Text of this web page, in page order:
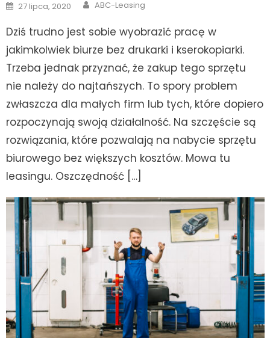
Posted
on
27 lipca, 2020 ABC-Leasing
Dziś trudno jest sobie wyobrazić pracę w
jakimkolwiek biurze bez drukarki i kserokopiarki.
Trzeba jednak przyznać, że zakup tego sprzętu
nie należy do najtańszych. To spory problem
zwłaszcza dla małych firm lub tych, które dopiero
rozpoczynają swoją działalność. Na szczęście są
rozwiązania, które pozwalają na nabycie sprzętu
biurowego bez większych kosztów. Mowa tu
leasingu. Oszczędność […]